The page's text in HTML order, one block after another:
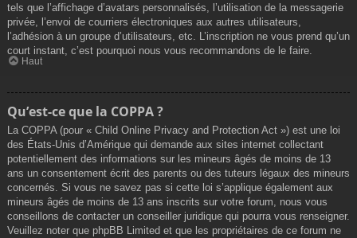
tels que l’affichage d’avatars personnalisés, l’utilisation de la messagerie
privée, l’envoi de courriers électroniques aux autres utilisateurs,
l’adhésion à un groupe d’utilisateurs, etc. L’inscription ne vous prend qu’un
court instant, c’est pourquoi nous vous recommandons de le faire.
Haut
Qu’est-ce que la COPPA ?
La COPPA (pour « Child Online Privacy and Protection Act ») est une loi
des États-Unis d’Amérique qui demande aux sites internet collectant
potentiellement des informations sur les mineurs âgés de moins de 13
ans un consentement écrit des parents ou des tuteurs légaux des mineurs
concernés. Si vous ne savez pas si cette loi s’applique également aux
mineurs âgés de moins de 13 ans inscrits sur votre forum, nous vous
conseillons de contacter un conseiller juridique qui pourra vous renseigner.
Veuillez noter que phpBB Limited et que les propriétaires de ce forum ne